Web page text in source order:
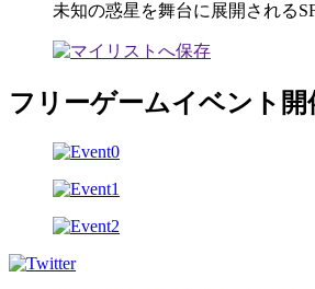
未知の惑星を舞台に展開される
フリーゲームイベント開